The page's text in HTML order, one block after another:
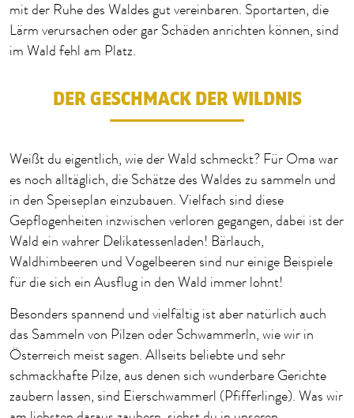
mit der Ruhe des Waldes gut vereinbaren. Sportarten, die
Lärm verursachen oder gar Schäden anrichten können, sind
im Wald fehl am Platz.
DER GESCHMACK DER WILDNIS
Weißt du eigentlich, wie der Wald schmeckt? Für Oma war
es noch alltäglich, die Schätze des Waldes zu sammeln und
in den Speiseplan einzubauen. Vielfach sind diese
Gepflogenheiten inzwischen verloren gegangen, dabei ist der
Wald ein wahrer Delikatessenladen! Bärlauch,
Waldhimbeeren und Vogelbeeren sind nur einige Beispiele
für die sich ein Ausflug in den Wald immer lohnt!
Besonders spannend und vielfältig ist aber natürlich auch
das Sammeln von Pilzen oder Schwammerln, wie wir in
Österreich meist sagen. Allseits beliebte und sehr
schmackhafte Pilze, aus denen sich wunderbare Gerichte
zaubern lassen, sind Eierschwammerl (Pfifferlinge). Was wir